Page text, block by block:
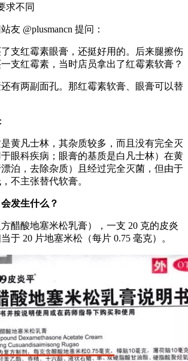
求不同
友 @plusmancn 提问：
支红霉素眼膏，还挺好用的。后来腿擦伤
支红霉素，当时店员拿出了红霉素软膏？
有两副面孔。那红霉素软膏、眼膏可以替
黄凡士林，其杂质较多，而且没有完全灭
眼科疾病；眼膏的基质是白凡士林）在黄
泊，去除杂质）且经过完全灭菌，但由于
不主张替代软膏。
发生什么？
醋酸地塞米松乳膏），一支 20 克的皮炎
于 20 片地塞米松（每片 0.75 毫克）。